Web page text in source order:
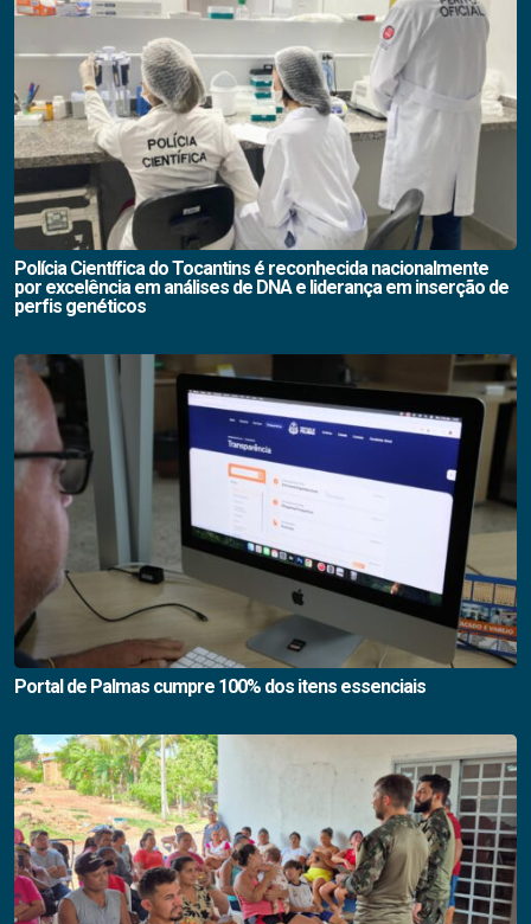
Polícia Científica do Tocantins é reconhecida nacionalmente
por excelência em análises de DNA e liderança em inserção de
perfis genéticos
Portal de Palmas cumpre 100% dos itens essenciais